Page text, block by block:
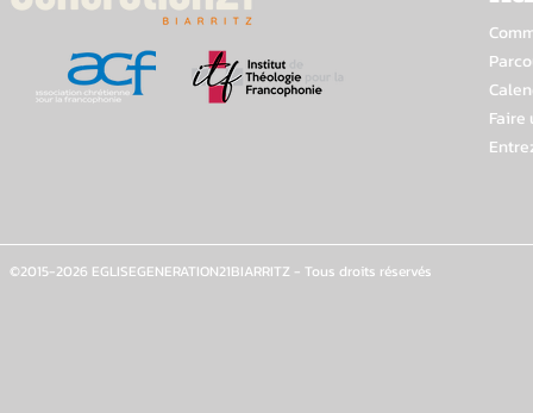
Faire
©2015-2026 EGLISEGENERATION21BIARRITZ - Tous droits réservés